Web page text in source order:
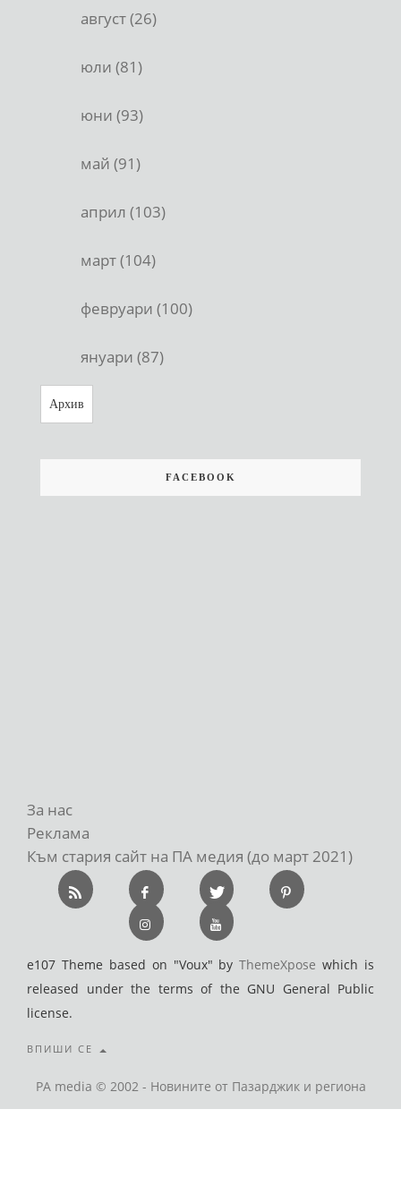
август (26)
юли (81)
юни (93)
май (91)
април (103)
март (104)
февруари (100)
януари (87)
Архив
FACEBOOK
За нас
Реклама
Към стария сайт на ПА медия (до март 2021)
e107 Theme based on "Voux" byThemeXpose which is
released under the terms of the GNU General Public
license.
ВПИШИ СЕ
PA media © 2002 - Новините от Пазарджик и региона